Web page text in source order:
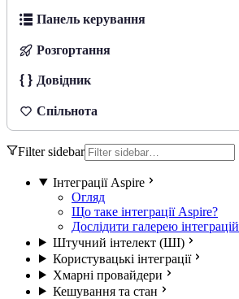
Панель керування
Розгортання
Довідник
Спільнота
Filter sidebar
Інтеграції Aspire
Огляд
Що таке інтеграції Aspire?
Дослідити галерею інтеграцій
Штучний інтелект (ШІ)
Користувацькі інтеграції
Хмарні провайдери
Кешування та стан